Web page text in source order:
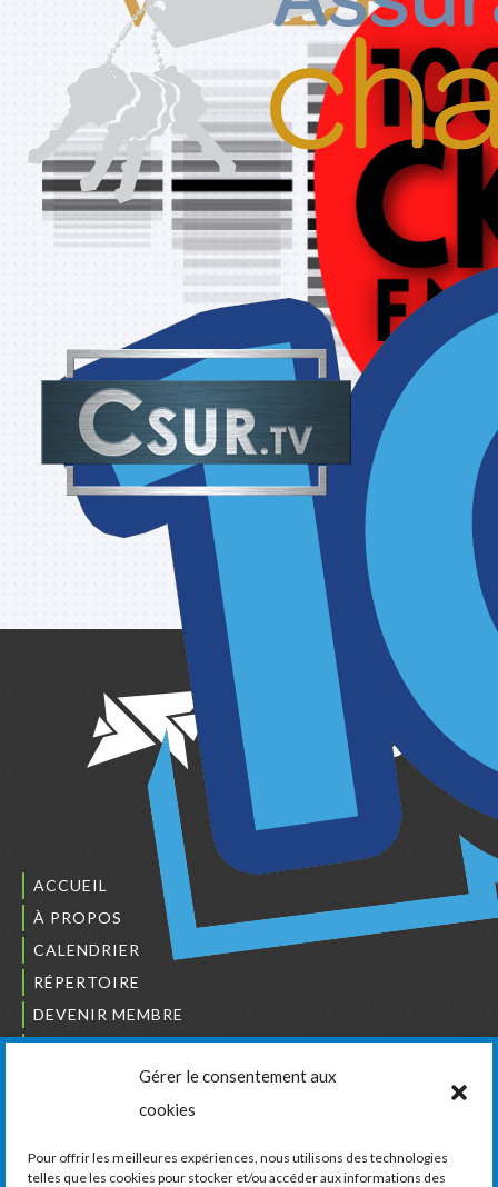
Gérer le consentement aux
cookies
Pour offrir les meilleures expériences, nous utilisons des technologies
telles que les cookies pour stocker et/ou accéder aux informations des
ACCUEIL
À PROPOS
CALENDRIER
RÉPERTOIRE
DEVENIR MEMBRE
NOUS JOINDRE
L’ORDRE DES BÂTISSEURS